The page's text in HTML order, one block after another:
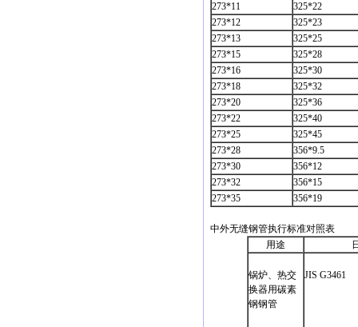
273*11
325*22
273*12
325*23
273*13
325*25
273*15
325*28
273*16
325*30
273*18
325*32
273*20
325*36
273*22
325*40
273*25
325*45
273*28
356*9.5
273*30
356*12
273*32
356*15
273*35
356*19
中外无缝钢管执行标准对照表
用途
锅炉、热交
换器用碳素
钢钢管
JIS G3461